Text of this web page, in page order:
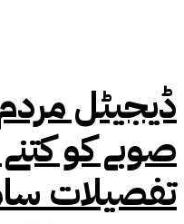
ڈیجیٹل
صوبے کو
تفصیلات